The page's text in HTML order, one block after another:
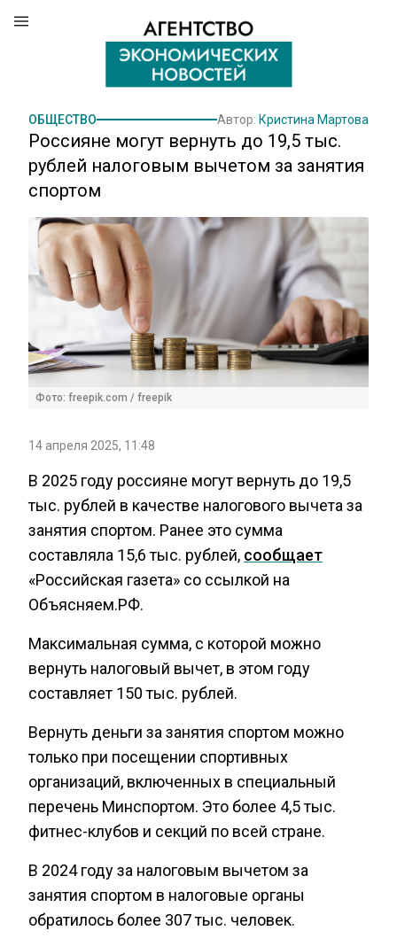
ОБЩЕСТВО Автор: Кристина Мартова
Россияне могут вернуть до 19,5 тыс.
рублей налоговым вычетом за занятия
спортом
Фото: freepik.com / freepik
14 апреля 2025, 11:48
В 2025 году россияне могут вернуть до 19,5
тыс. рублей в качестве налогового вычета за
занятия спортом. Ранее это сумма
составляла 15,6 тыс. рублей, сообщает
«Российская газета» со ссылкой на
Объясняем.РФ.
Максимальная сумма, с которой можно
вернуть налоговый вычет, в этом году
составляет 150 тыс. рублей.
Вернуть деньги за занятия спортом можно
только при посещении спортивных
организаций, включенных в специальный
перечень Минспортом. Это более 4,5 тыс.
фитнес-клубов и секций по всей стране.
В 2024 году за налоговым вычетом за
занятия спортом в налоговые органы
обратилось более 307 тыс. человек.